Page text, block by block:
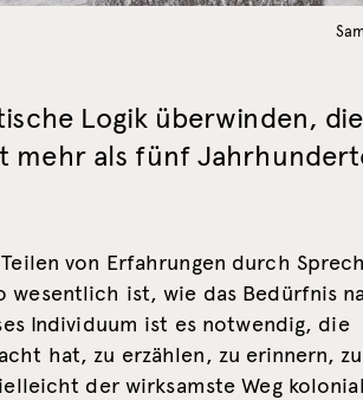
Logik überwinden, die
mehr als fünf
von Erfahrungen durch
ist, wie das Bedürfnis
Individuum ist es notwendig, die
hat, zu erzählen, zu erinnern, zu
der wirksamste Weg